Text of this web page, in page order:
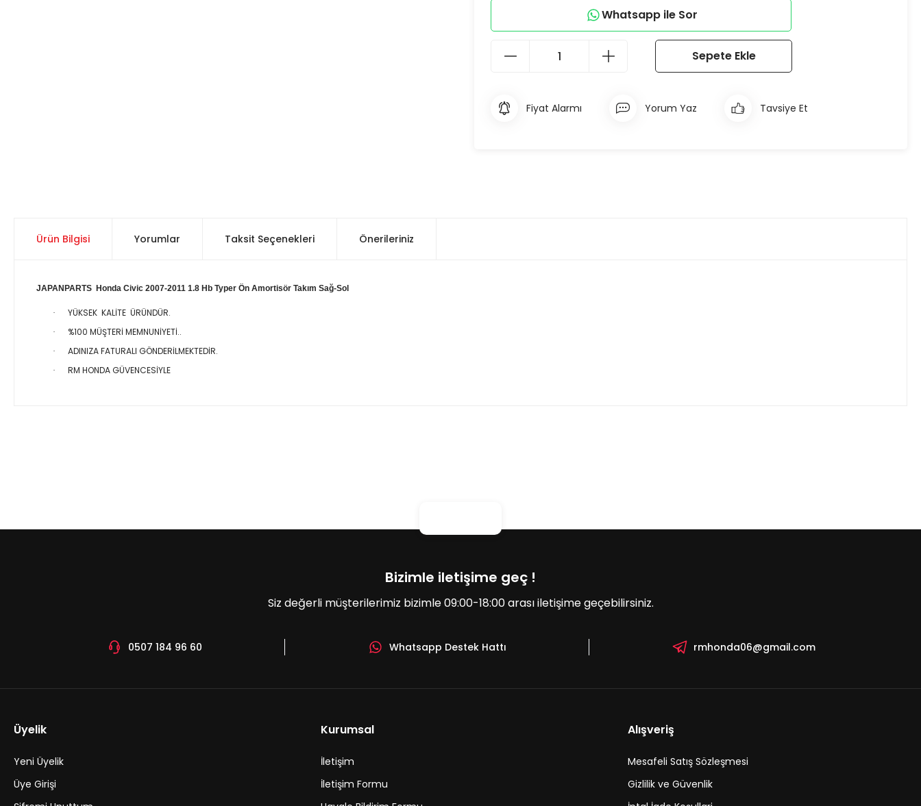
Whatsapp ile Sor
Sepete Ekle
Fiyat Alarmı Yorum Yaz Tavsiye Et
Ürün Bilgisi Yorumlar Taksit Seçenekleri Önerileriniz
JAPANPARTS Honda Civic 2007-2011 1.8 Hb Typer Ön Amortisör Takım Sağ-Sol
· YÜKSEK KALİTE ÜRÜNDÜR.
· %100 MÜŞTERİ MEMNUNİYETİ..
· ADINIZA FATURALI GÖNDERİLMEKTEDİR.
· RM HONDA GÜVENCESİYLE
Gönder
Bizimle iletişime geç !
Siz değerli müşterilerimiz bizimle 09:00-18:00 arası iletişime geçebilirsiniz.
0507 184 96 60 Whatsapp Destek Hattı rmhonda06@gmail.com
Üyelik
Yeni Üyelik
Üye Girişi
Kurumsal
İletişim
İletişim Formu
Alışveriş
Mesafeli Satış Sözleşmesi
Gizlilik ve Güvenlik